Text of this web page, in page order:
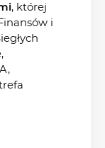
, której
i